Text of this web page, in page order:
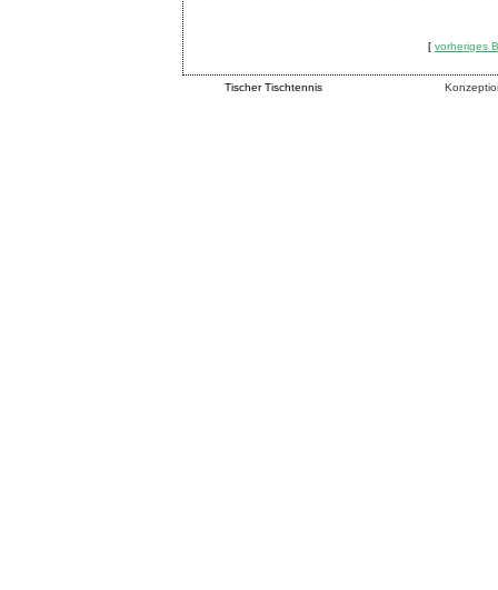
[ vorheriges
Tischer Tischtennis